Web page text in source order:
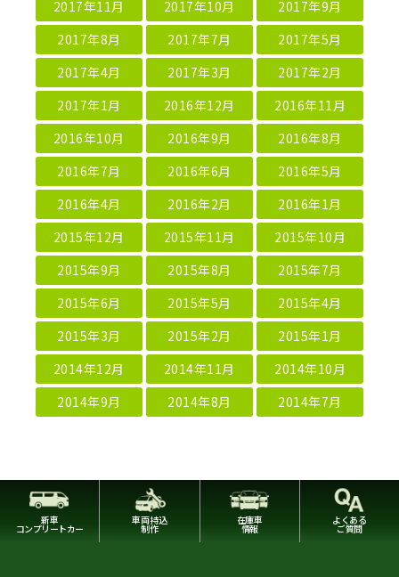
2017年11月
2017年10月
2017年9月
2017年8月
2017年7月
2017年5月
2017年4月
2017年3月
2017年2月
2017年1月
2016年12月
2016年11月
2016年10月
2016年9月
2016年8月
2016年7月
2016年6月
2016年5月
2016年4月
2016年2月
2016年1月
2015年12月
2015年11月
2015年10月
2015年9月
2015年8月
2015年7月
2015年6月
2015年5月
2015年4月
2015年3月
2015年2月
2015年1月
2014年12月
2014年11月
2014年10月
2014年9月
2014年8月 2014年7月
新車
コンプリートカー
車両持込
制作
在庫車
情報
よくある
ご質問